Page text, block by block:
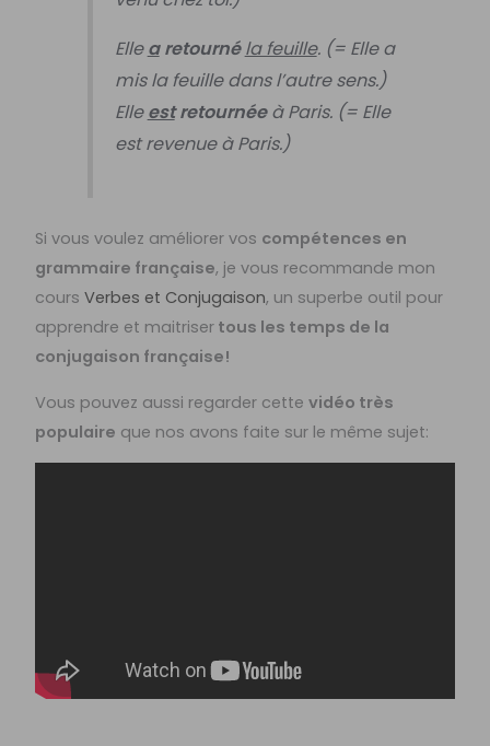
Ellearetourné la feuille. (= Elle a
mis la feuille dans l’autre sens.)
Elleestretournéeà Paris. (= Elle
est revenue à Paris.)
Si vous voulez améliorer vos compétences en
grammaire française, je vous recommande mon
coursVerbes et Conjugaison, un superbe outil pour
apprendre et maitriser tous les temps de la
conjugaison française!
Vous pouvez aussi regarder cettevidéo très
populaire que nos avons faite sur le même sujet: